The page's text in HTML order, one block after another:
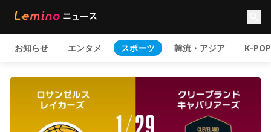
お知らせ エンタメ スポーツ 韓流・アジア K-POP